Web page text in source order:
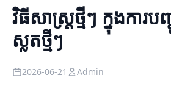
វិធីសាស្ត្រថ្មីៗ ក្នុងការ
ស្លតថ្មីៗ
2026-06-21 Admin